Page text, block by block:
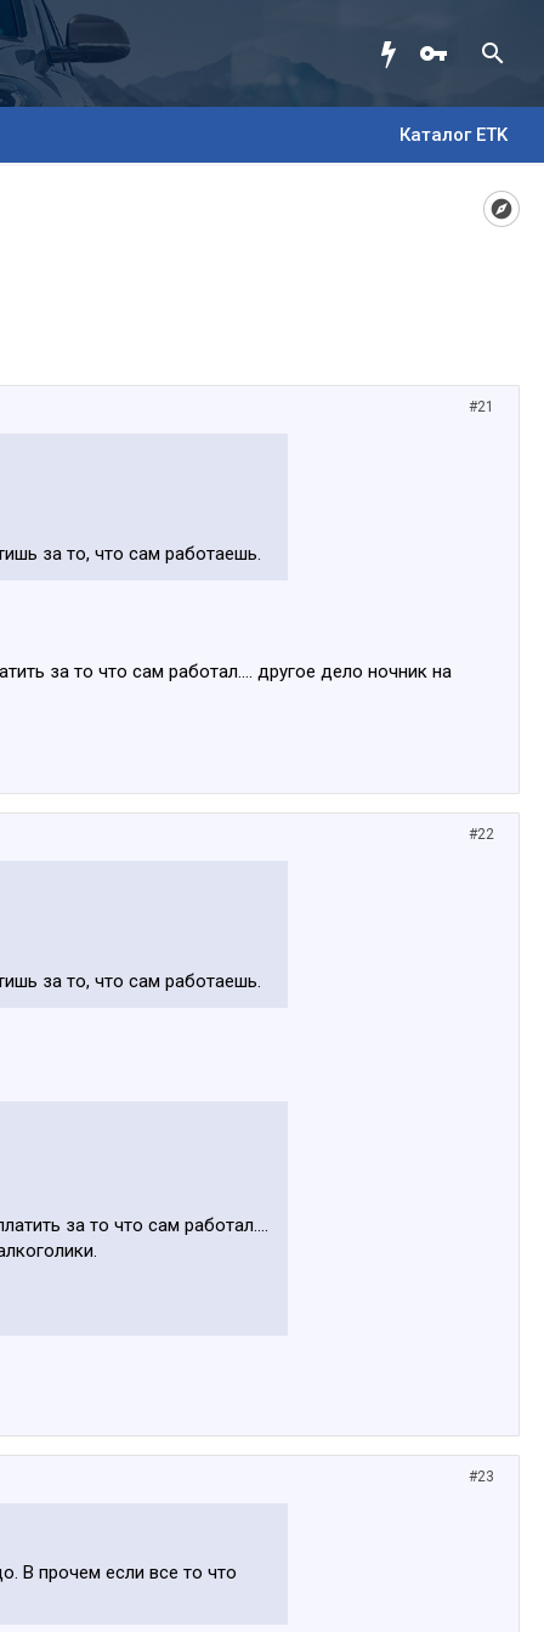
Каталог ETK
#21
за то, что сам работаешь.
за то что сам работал.... другое дело ночник на
#22
за то, что сам работаешь.
за то что сам работал....
#23
В прочем если все то что